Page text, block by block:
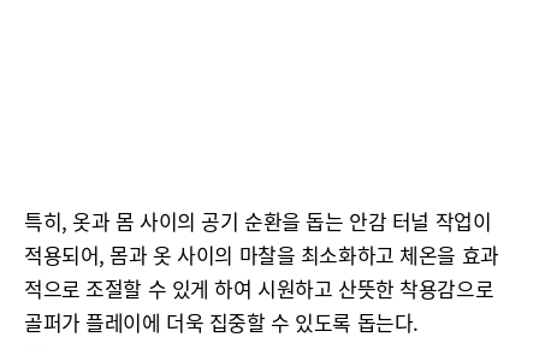
특히, 옷과 몸 사이의 공기 순환을 돕는 안감 터널 작업이
적용되어, 몸과 옷 사이의 마찰을 최소화하고 체온을 효과
적으로 조절할 수 있게 하여 시원하고 산뜻한 착용감으로
골퍼가 플레이에 더욱 집중할 수 있도록 돕는다.